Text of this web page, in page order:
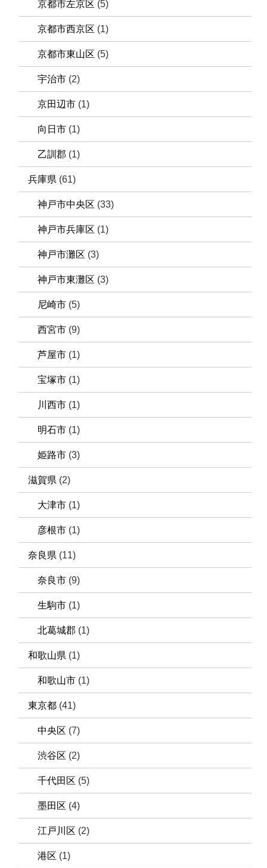
京都市左京区 (5)
京都市西京区 (1)
京都市東山区 (5)
宇治市 (2)
京田辺市 (1)
向日市 (1)
乙訓郡 (1)
兵庫県 (61)
神戸市中央区 (33)
神戸市兵庫区 (1)
神戸市灘区 (3)
神戸市東灘区 (3)
尼崎市 (5)
西宮市 (9)
芦屋市 (1)
宝塚市 (1)
川西市 (1)
明石市 (1)
姫路市 (3)
滋賀県 (2)
大津市 (1)
彦根市 (1)
奈良県 (11)
奈良市 (9)
生駒市 (1)
北葛城郡 (1)
和歌山県 (1)
和歌山市 (1)
東京都 (41)
中央区 (7)
渋谷区 (2)
千代田区 (5)
墨田区 (4)
江戸川区 (2)
港区 (1)